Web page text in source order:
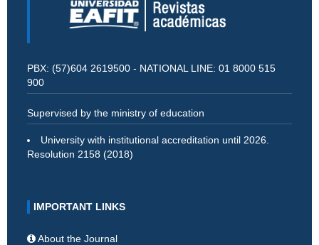
PBX: (57)604 2619500 - NATIONAL LINE: 01 8000 515
900
Supervised by the ministry of education
University with institutional accreditation until 2026.
Resolution 2158 (2018)
IMPORTANT LINKS
About the Journal